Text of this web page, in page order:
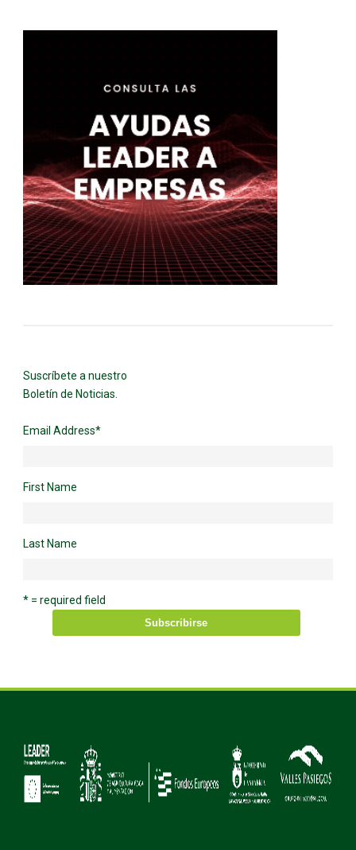
Suscríbete a nuestro
Boletín de Noticias.
Email Address*
First Name
Last Name
* = required field